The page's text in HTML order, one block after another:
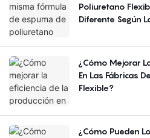
Poliuretano
Diferente Según
¿Cómo Mejorar
En Las Fábricas
Flexible?
¿Cómo Pueden